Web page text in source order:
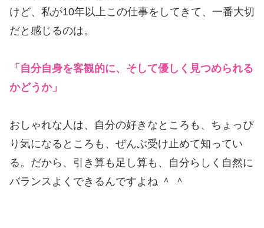
けど、私が10年以上この仕事をしてきて、一番大切
だと感じるのは。
「自分自身を客観的に、そして優しく見つめられる
かどうか」
おしゃれな人は、自分の好きなところも、ちょっぴ
り気になるところも、ぜんぶ受け止めて知ってい
る。だから、引き算も足し算も、自分らしく自然に
バランスよくできるんですよね ＾ ＾